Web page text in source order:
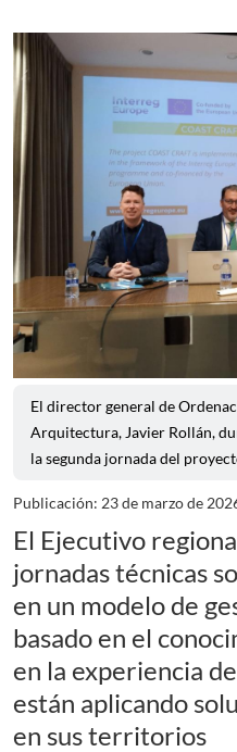
El director general de
Arquitectura, Javier Rollán,
la segunda jornada del
Publicación: 23 de marzo de
El Ejecutivo
jornadas técnicas
en un modelo de
basado en el
en la experiencia
están aplicando
en sus territorios